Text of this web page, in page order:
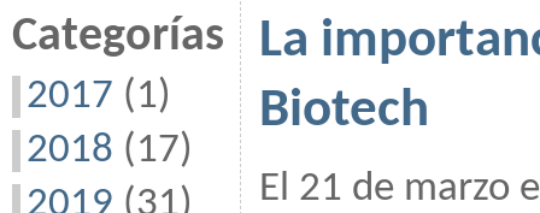
Categorías
2017 (1)
2018 (17)
La
Biotech
El 21 de marzo